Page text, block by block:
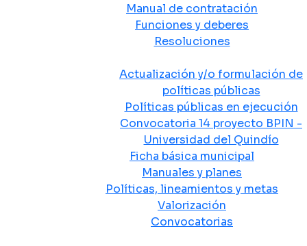
Manual de contratación
Funciones y deberes
Resoluciones
Actualización y/o formulación de
políticas públicas
Políticas públicas en ejecución
Convocatoria 14 proyecto BPIN -
Universidad del Quindío
Ficha básica municipal
Manuales y planes
Políticas, lineamientos y metas
Valorización
Convocatorias